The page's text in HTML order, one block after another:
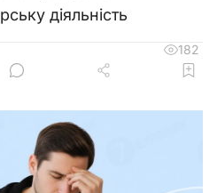
діяльність
182